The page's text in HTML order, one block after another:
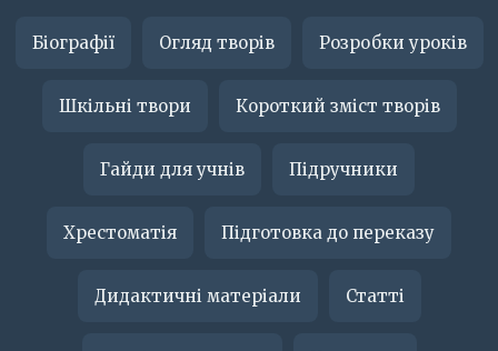
Біографії Огляд творів Розробки уроків
Шкільні твори Короткий зміст творів
Гайди для учнів Підручники
Хрестоматія Підготовка до переказу
Дидактичні матеріали Статті